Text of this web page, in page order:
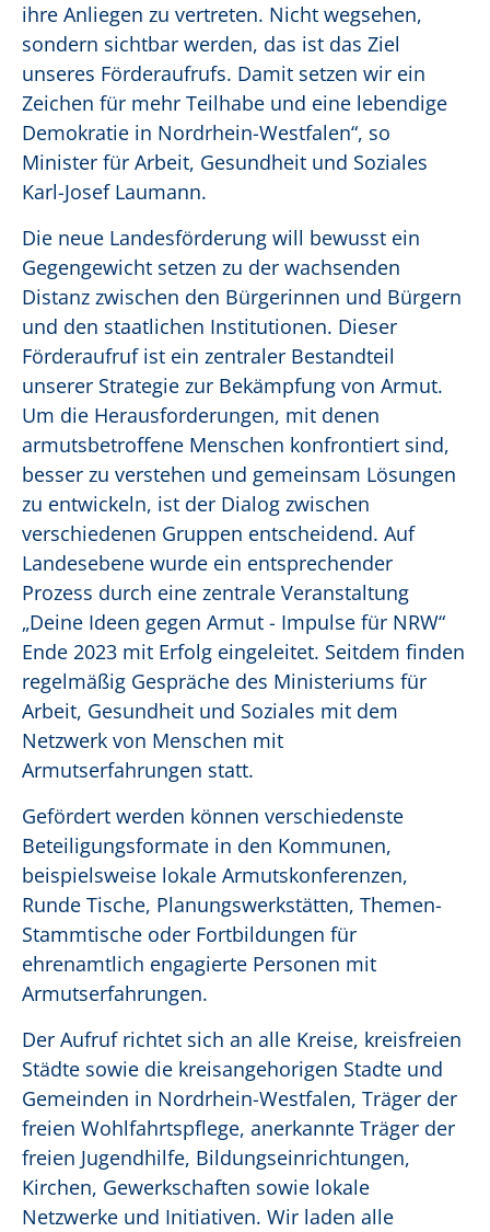
ihre Anliegen zu vertreten. Nicht wegsehen,
sondern sichtbar werden, das ist das Ziel
unseres Förderaufrufs. Damit setzen wir ein
Zeichen für mehr Teilhabe und eine lebendige
Demokratie in Nordrhein-Westfalen“, so
Minister für Arbeit, Gesundheit und Soziales
Karl-Josef Laumann.
Die neue Landesförderung will bewusst ein
Gegengewicht setzen zu der wachsenden
Distanz zwischen den Bürgerinnen und Bürgern
und den staatlichen Institutionen. Dieser
Förderaufruf ist ein zentraler Bestandteil
unserer Strategie zur Bekämpfung von Armut.
Um die Herausforderungen, mit denen
armutsbetroffene Menschen konfrontiert sind,
besser zu verstehen und gemeinsam Lösungen
zu entwickeln, ist der Dialog zwischen
verschiedenen Gruppen entscheidend. Auf
Landesebene wurde ein entsprechender
Prozess durch eine zentrale Veranstaltung
„Deine Ideen gegen Armut - Impulse für NRW“
Ende 2023 mit Erfolg eingeleitet. Seitdem finden
regelmäßig Gespräche des Ministeriums für
Arbeit, Gesundheit und Soziales mit dem
Netzwerk von Menschen mit
Armutserfahrungen statt.
Gefördert werden können verschiedenste
Beteiligungsformate in den Kommunen,
beispielsweise lokale Armutskonferenzen,
Runde Tische, Planungswerkstätten, Themen-
Stammtische oder Fortbildungen für
ehrenamtlich engagierte Personen mit
Armutserfahrungen.
Der Aufruf richtet sich an alle Kreise, kreisfreien
Städte sowie die kreisangehorigen Stadte und
Gemeinden in Nordrhein-Westfalen, Träger der
freien Wohlfahrtspflege, anerkannte Träger der
freien Jugendhilfe, Bildungseinrichtungen,
Kirchen, Gewerkschaften sowie lokale
Netzwerke und Initiativen. Wir laden alle